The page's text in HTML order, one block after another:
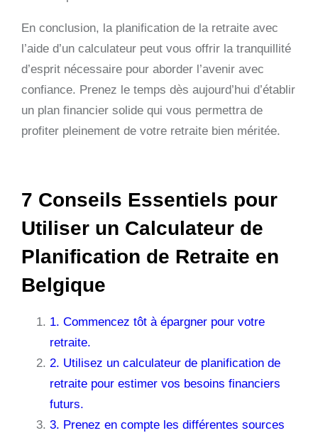
En conclusion, la planification de la retraite avec
l’aide d’un calculateur peut vous offrir la tranquillité
d’esprit nécessaire pour aborder l’avenir avec
confiance. Prenez le temps dès aujourd’hui d’établir
un plan financier solide qui vous permettra de
profiter pleinement de votre retraite bien méritée.
7 Conseils Essentiels pour
Utiliser un Calculateur de
Planification de Retraite en
Belgique
1. Commencez tôt à épargner pour votre
retraite.
2. Utilisez un calculateur de planification de
retraite pour estimer vos besoins financiers
futurs.
3. Prenez en compte les différentes sources